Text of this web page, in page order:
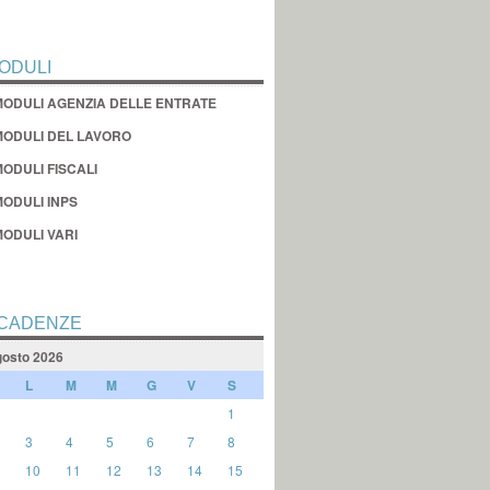
AGENZIA DELLE ENTRATE
DEL LAVORO
FISCALI
INPS
VARI
2026
L M M G V S
1
3 4 5 6 7
8
10 11 12 13 14
15